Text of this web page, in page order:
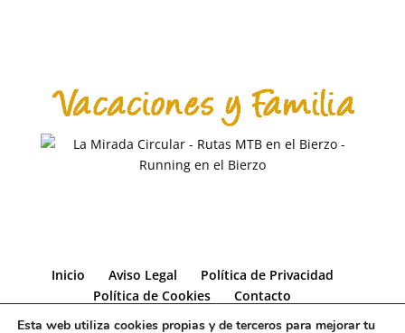
Inicio Aviso Legal
Política de Privacidad
Política de Cookies
Contacto
Esta web utiliza cookies propias y de terceros para mejorar tu